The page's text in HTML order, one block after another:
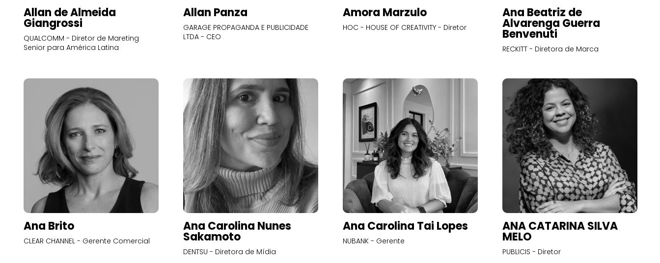
Allan de Almeida
Giangrossi
QUALCOMM - Diretor de Mareting
Senior para América Latina
Allan Panza
GARAGE PROPAGANDA E PUBLICIDADE
LTDA - CEO
Amora Marzulo
HOC - HOUSE OF CREATIVITY - Diretor
Ana Beatriz de
Alvarenga Guerra
Benvenuti
RECKITT - Diretora de Marca
Ana Brito
CLEAR CHANNEL - Gerente Comercial
Ana Carolina Nunes
Sakamoto
DENTSU - Diretora de Mídia
Ana Carolina Tai Lopes
NUBANK - Gerente
ANA CATARINA SILVA
MELO
PUBLICIS - Diretor